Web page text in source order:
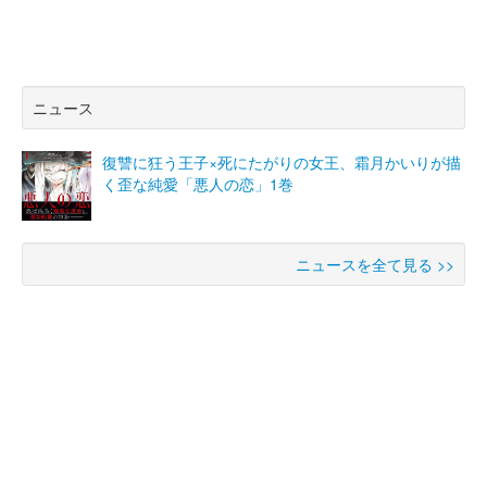
ニュース
復讐に狂う王子×死にたがりの女王、霜月かいりが描
く歪な純愛「悪人の恋」1巻
ニュースを全て見る >>